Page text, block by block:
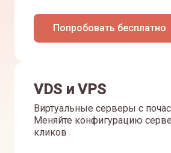
Попробовать бесплатно
VDS и VPS
Виртуальные серверы с
Меняйте конфигурацию
кликов